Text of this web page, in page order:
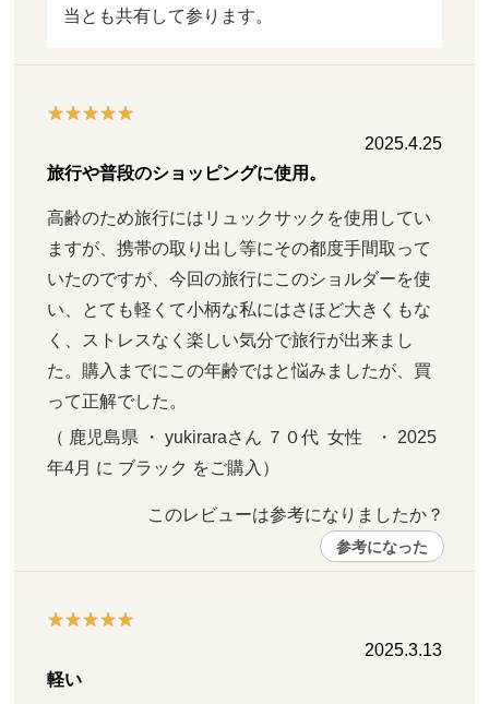
当とも共有して参ります。
2025.4.25
旅行や普段のショッピングに使用。
高齢のため旅行にはリュックサックを使用してい
ますが、携帯の取り出し等にその都度手間取って
いたのですが、今回の旅行にこのショルダーを使
い、とても軽くて小柄な私にはさほど大きくもな
く、ストレスなく楽しい気分で旅行が出来まし
た。購入までにこの年齢ではと悩みましたが、買
って正解でした。
（ 鹿児島県 ・ yukiraraさん ７０代  女性   ・ 2025
年4月 に ブラック をご購入）
このレビューは参考になりましたか？
参考になった
2025.3.13
軽い